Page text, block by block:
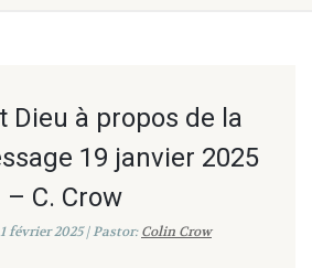
Dieu à propos de la
19 janvier 2025
– C. Crow
février 2025 | Pastor:Colin Crow